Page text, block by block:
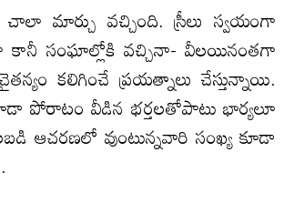
మార్చు వచ్చింది. స్రీలు స్వయంగా
కానీ సంఘాల్లోకి వచ్చినా- వీలయినంతగా
కలిగించే ప్రయత్నాలు చేస్తున్నాయి.
పోరాటం వీడిన భర్తలతోపాటు భార్యలూ
ఆచరణలో వుంటున్నవారి సంఖ్య కూడా